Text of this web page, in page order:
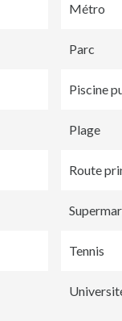
Métro
Parc
Piscine
Plage
Route
Tennis